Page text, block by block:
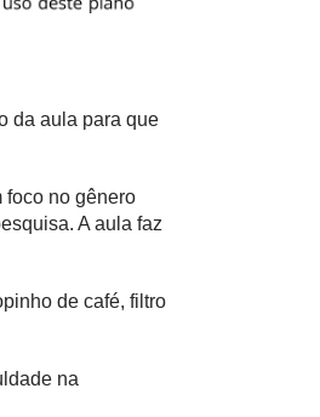
da aula para que
foco no gênero
A aula faz
de café, filtro
na